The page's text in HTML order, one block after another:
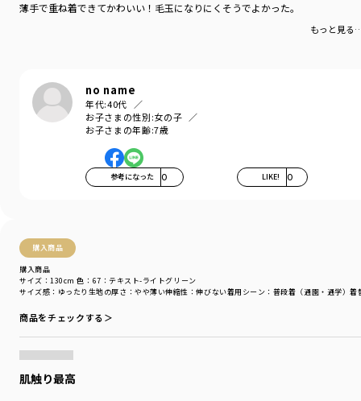
薄手で重ね着できてかわいい！毛玉になりにくそうでよかった。
もっと見る
no name
年代:40代
お子さまの性別:女の子
お子さまの年齢:7歳
参考になった 0 LIKE! 0
購入商品
購入商品
サイズ感 ：ゆったり 生地の厚さ ：やや薄い伸縮性 ：伸びない着用シーン ：普段着（通園・通学）着
サイズ：130cm 色：67：テキスト-ライトグリーン
商品をチェックする＞
肌触り最高